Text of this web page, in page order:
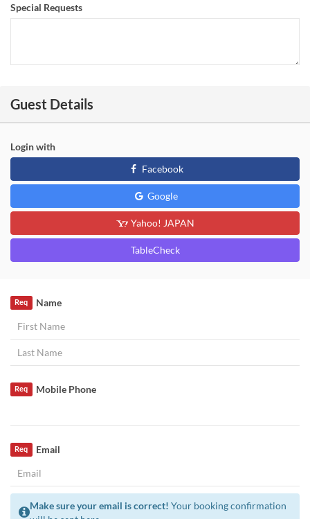
Special Requests
Guest Details
Login with
Facebook
Google
Yahoo! JAPAN
TableCheck
Name
Req
Mobile Phone
Req
Email
Req
Make sure your email is correct! Your booking confirmation